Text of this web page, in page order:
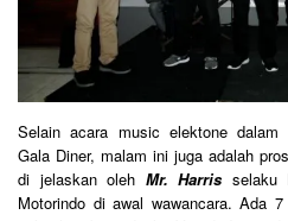
Selain acara music elektone dalam
Gala Diner, malam ini juga adalah
di jelaskan oleh Mr. Harris selaku
Motorindo di awal wawancara. Ada